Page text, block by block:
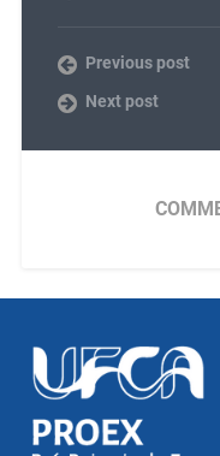
Previous post
Next post